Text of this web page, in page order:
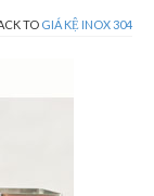
TO GIÁ KỆ INOX 304